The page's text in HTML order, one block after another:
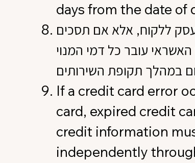
days from the date of
ללקוח, אלא אם תסכים
עובר כל דמי המנוי
If a credit card error
card, expired credit
credit information
independently